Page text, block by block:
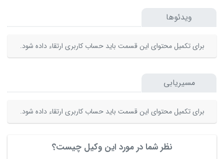
ویدئوها
برای تکمیل محتوای این قسمت باید حساب کاربری ارتقاء داده شود.
مسیریابی
برای تکمیل محتوای این قسمت باید حساب کاربری ارتقاء داده شود.
نظر شما در مورد این وکیل چیست؟